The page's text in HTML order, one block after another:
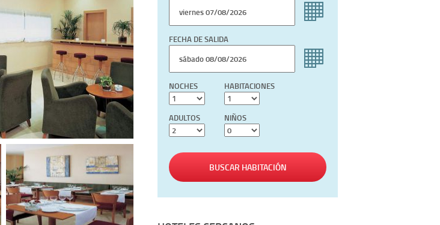
FECHA DE SALIDA
NOCHES HABITACIONES
ADULTOS NIÑOS
BUSCAR HABITACIÓN